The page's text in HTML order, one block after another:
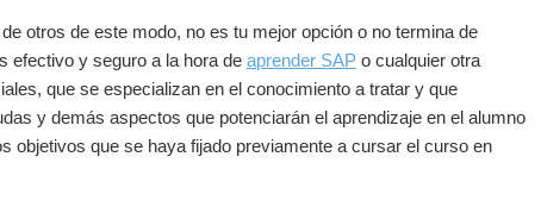
otros de este modo, no es tu mejor opción o no termina de
efectivo y seguro a la hora de aprender SAP o cualquier otra
que se especializan en el conocimiento a tratar y que
y demás aspectos que potenciarán el aprendizaje en el alumno
objetivos que se haya fijado previamente a cursar el curso en